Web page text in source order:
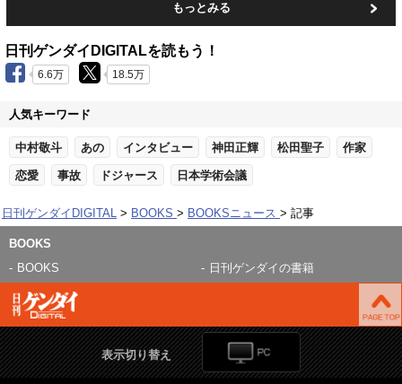
もっとみる
日刊ゲンダイDIGITALを読もう！
6.6万 18.5万
人気キーワード
中村敬斗 あの インタビュー 神田正輝 松田聖子 作家
恋愛 事故 ドジャース 日本学術会議
日刊ゲンダイDIGITAL BOOKS BOOKSニュース 記事
BOOKS
BOOKS
日刊ゲンダイの書籍
表示切り替え